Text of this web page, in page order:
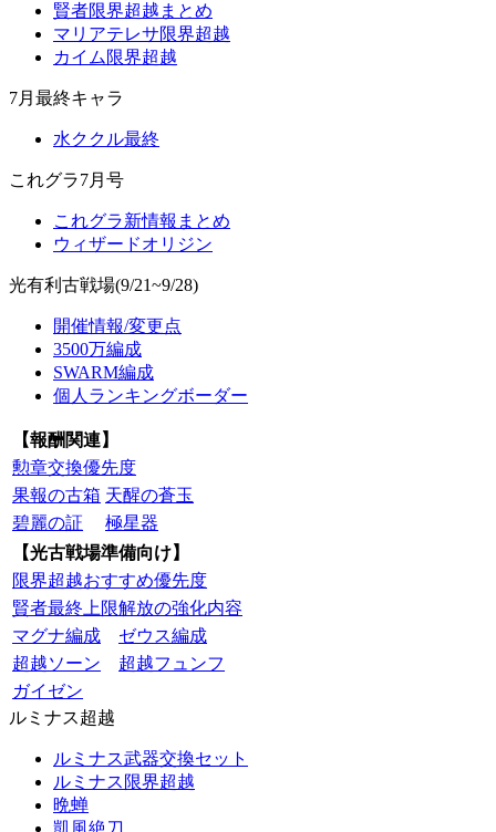
賢者限界超越まとめ
マリアテレサ限界超越
カイム限界超越
7月最終キャラ
水ククル最終
これグラ7月号
これグラ新情報まとめ
ウィザードオリジン
光有利古戦場(9/21~9/28)
開催情報/変更点
3500万編成
SWARM編成
個人ランキングボーダー
【報酬関連】
勲章交換優先度
果報の古箱 天醒の蒼玉
碧麗の証
極星器
【光古戦場準備向け】
限界超越おすすめ優先度
賢者最終上限解放の強化内容
マグナ編成
ゼウス編成
超越ソーン
超越フュンフ
ガイゼン
ルミナス超越
ルミナス武器交換セット
ルミナス限界超越
晩蝉
凱風絶刀